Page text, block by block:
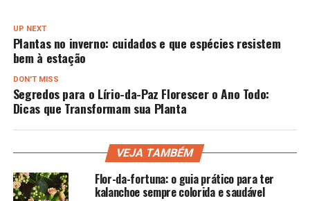
UP NEXT
Plantas no inverno: cuidados e que espécies resistem
bem à estação
DON'T MISS
Segredos para o Lírio-da-Paz Florescer o Ano Todo:
Dicas que Transformam sua Planta
VEJA TAMBÉM
Flor-da-fortuna: o guia prático para ter
kalanchoe sempre colorida e saudável